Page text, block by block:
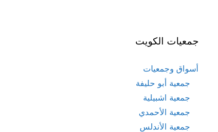
جمعيات الكويت
أسواق وجمعيات
جمعية أبو حليفة
جمعية اشبيلية
جمعية الأحمدي
جمعية الأندلس